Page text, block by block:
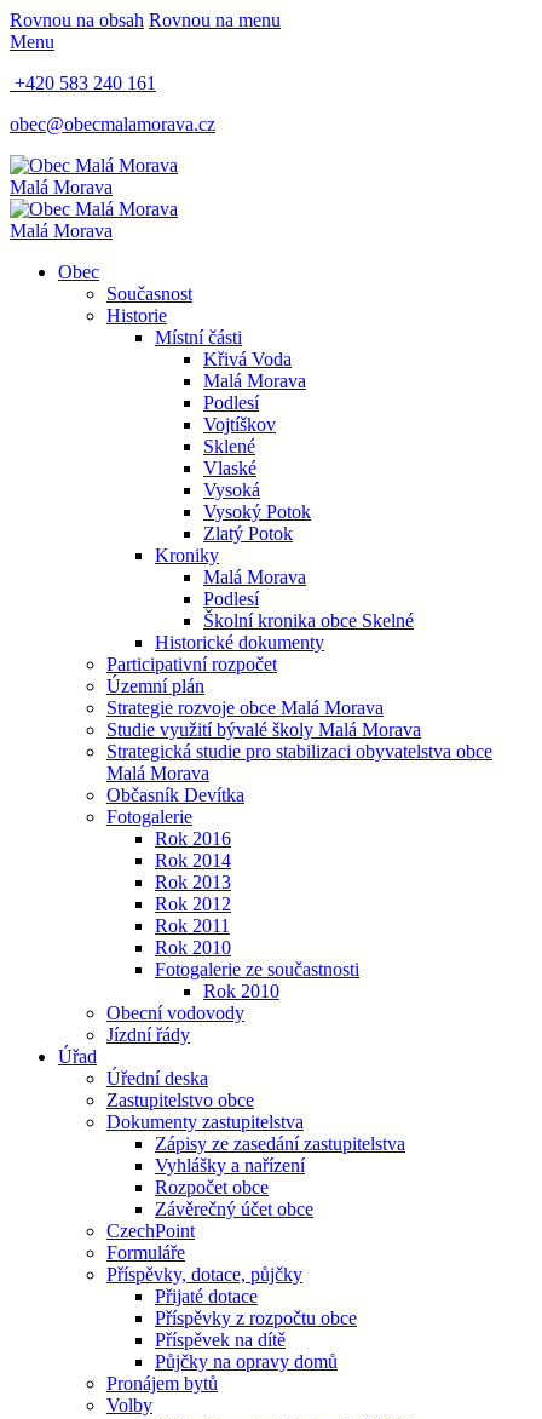
Rovnou na obsah Rovnou na menu
Menu
+420 583 240 161
obec@obecmalamorava.cz
Malá Morava
Malá Morava
Obec
Současnost
Historie
Místní části
Křivá Voda
Malá Morava
Podlesí
Vojtíškov
Sklené
Vlaské
Vysoká
Vysoký Potok
Zlatý Potok
Kroniky
Malá Morava
Podlesí
Školní kronika obce Skelné
Historické dokumenty
Participativní rozpočet
Územní plán
Strategie rozvoje obce Malá Morava
Studie využití bývalé školy Malá Morava
Strategická studie pro stabilizaci obyvatelstva obce
Malá Morava
Občasník Devítka
Fotogalerie
Rok 2016
Rok 2014
Rok 2013
Rok 2012
Rok 2011
Rok 2010
Fotogalerie ze součastnosti
Rok 2010
Obecní vodovody
Jízdní řády
Úřad
Úřední deska
Zastupitelstvo obce
Dokumenty zastupitelstva
Zápisy ze zasedání zastupitelstva
Vyhlášky a nařízení
Rozpočet obce
Závěrečný účet obce
CzechPoint
Formuláře
Příspěvky, dotace, půjčky
Přijaté dotace
Příspěvky z rozpočtu obce
Příspěvek na dítě
Půjčky na opravy domů
Pronájem bytů
Volby